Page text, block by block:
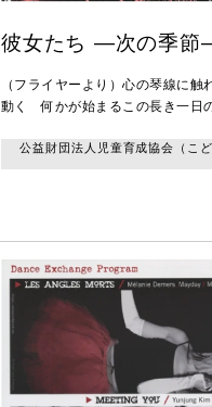
彼女たち ―次の季
（フライヤーより）心の琴線に触
動く 何かが始まるこの長き一日
公益財団法人児童育成協会（こ